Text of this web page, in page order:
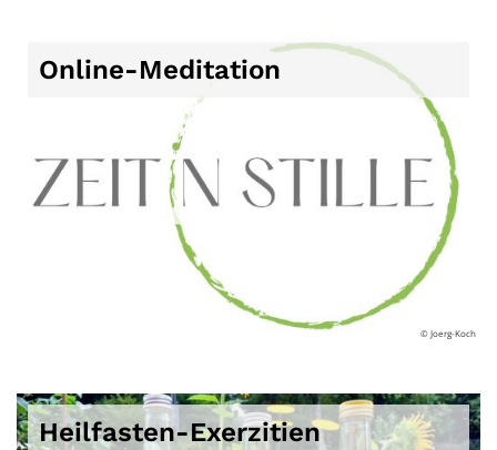
Online-Meditation
© Joerg-Koch
Heilfasten-Exerzitien